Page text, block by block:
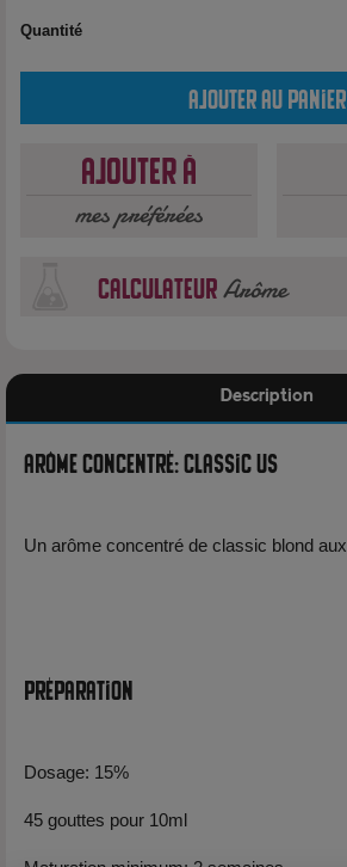
Quantité
Ajouter au panier
Ajouter à
mes préférées
calculateur Arôme
Description
Arôme Concentré: Classic US
Un arôme concentré de classic blond
Préparation
Dosage: 15%
45 gouttes pour 10ml